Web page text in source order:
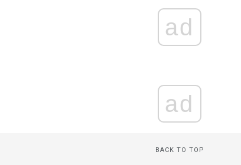
ad
ad
BACK TO TOP